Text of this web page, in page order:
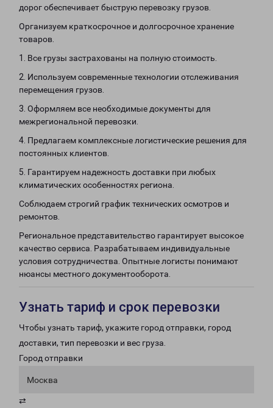
дорог обеспечивает быструю перевозку грузов.
Организуем краткосрочное и долгосрочное хранение
товаров.
1. Все грузы застрахованы на полную стоимость.
2. Используем современные технологии отслеживания
перемещения грузов.
3. Оформляем все необходимые документы для
межрегиональной перевозки.
4. Предлагаем комплексные логистические решения для
постоянных клиентов.
5. Гарантируем надежность доставки при любых
климатических особенностях региона.
Соблюдаем строгий график технических осмотров и
ремонтов.
Региональное представительство гарантирует высокое
качество сервиса. Разрабатываем индивидуальные
условия сотрудничества. Опытные логисты понимают
нюансы местного документооборота.
Узнать тариф и срок перевозки
Чтобы узнать тариф, укажите город отправки, город
доставки, тип перевозки и вес груза.
Город отправки
Москва
⇄